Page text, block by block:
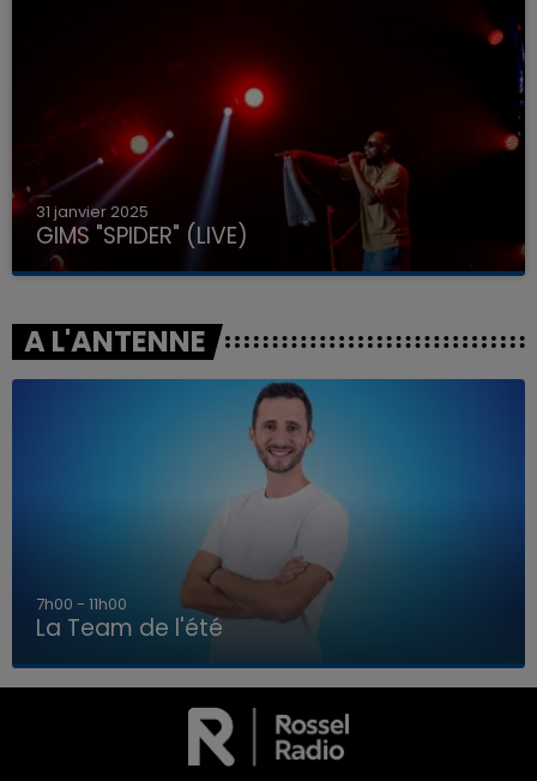
LA TEAM DE L'ÉTÉ
31 janvier 2025
GIMS "SPIDER" (LIVE)
A L'ANTENNE
7h00 - 11h00
La Team de l'été